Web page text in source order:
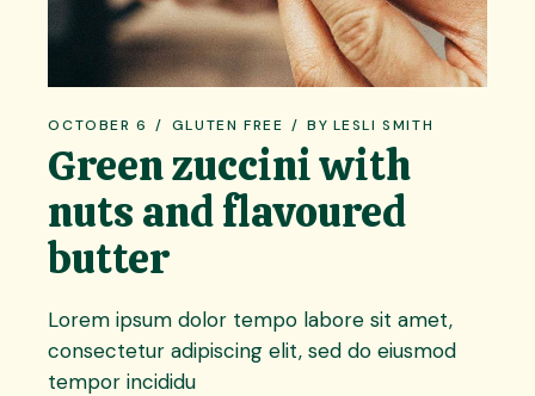
OCTOBER 6 GLUTEN FREE BY LESLI SMITH
Green zuccini with
nuts and flavoured
butter
Lorem ipsum dolor tempo labore sit amet,
consectetur adipiscing elit, sed do eiusmod
tempor incididu